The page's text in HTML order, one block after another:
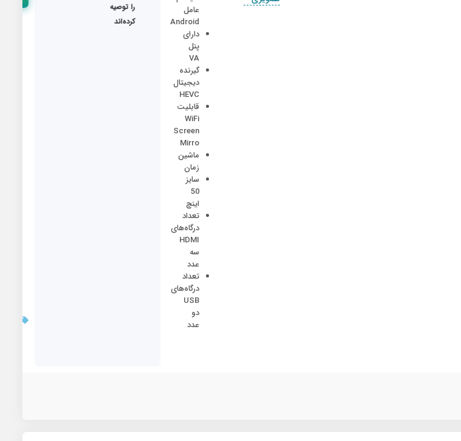
عامل
Android
دارای
پنل
VA
گیرنده
دیجیتال
HEVC
قابلیت
WiFi
Screen
Mirro
ماشین
زمان
سایز
50
اینچ
تعداد
درگاه‌های
HDMI
سه
عدد
تعداد
درگاه‌های
USB
دو
عدد
را توصیه
کرده‌اند